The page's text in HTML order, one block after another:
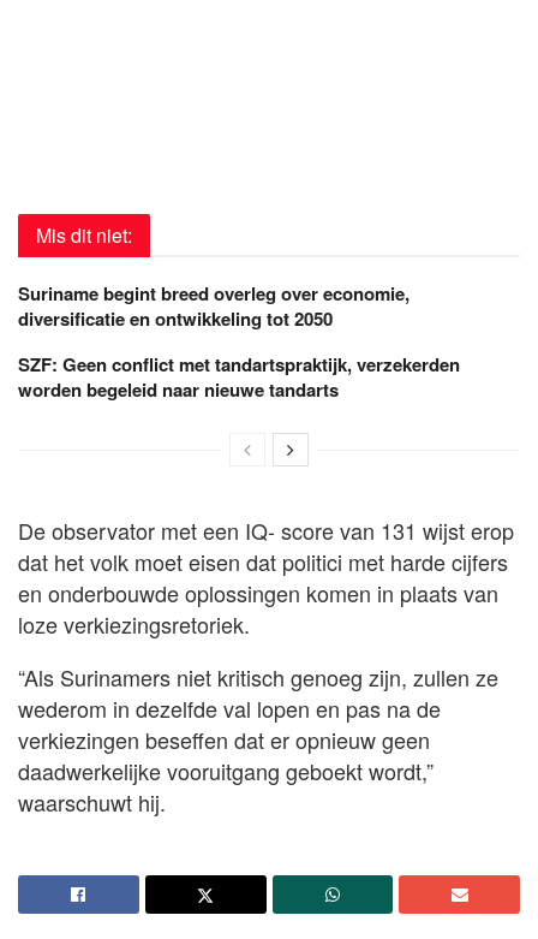
Mis dit niet:
Suriname begint breed overleg over economie,
diversificatie en ontwikkeling tot 2050
SZF: Geen conflict met tandartspraktijk, verzekerden
worden begeleid naar nieuwe tandarts
De observator met een IQ- score van 131 wijst erop
dat het volk moet eisen dat politici met harde cijfers
en onderbouwde oplossingen komen in plaats van
loze verkiezingsretoriek.
“Als Surinamers niet kritisch genoeg zijn, zullen ze
wederom in dezelfde val lopen en pas na de
verkiezingen beseffen dat er opnieuw geen
daadwerkelijke vooruitgang geboekt wordt,”
waarschuwt hij.